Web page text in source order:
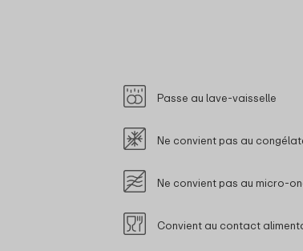
Passe au lave-vaisselle
Ne convient pas au
Ne convient pas au micro-
Convient au contact